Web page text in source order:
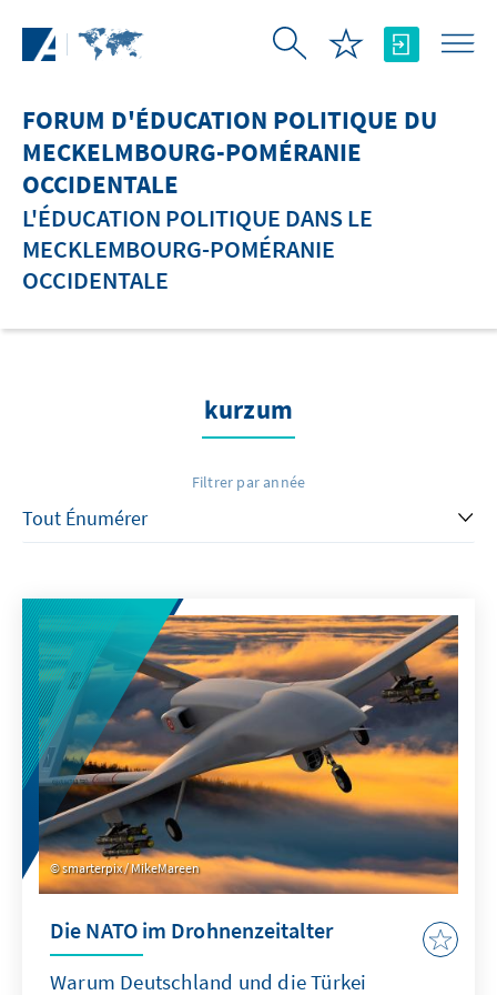
FORUM D'ÉDUCATION POLITIQUE DU
MECKELMBOURG-POMÉRANIE
OCCIDENTALE
L'ÉDUCATION POLITIQUE DANS LE
MECKLEMBOURG-POMÉRANIE
OCCIDENTALE
kurzum
Filtrer par année
smarterpix / MikeMareen
Die NATO im Drohnenzeitalter
Warum Deutschland und die Türkei